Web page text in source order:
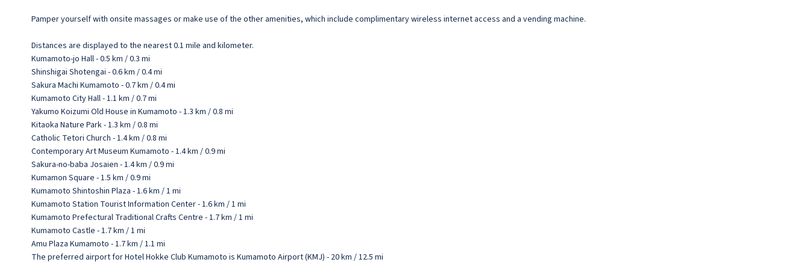
Pamper yourself with onsite massages or make use of the other amenities, which include complimentary wireless internet access and a vending machine.
Distances are displayed to the nearest 0.1 mile and kilometer.
Kumamoto-jo Hall - 0.5 km / 0.3 mi
Shinshigai Shotengai - 0.6 km / 0.4 mi
Sakura Machi Kumamoto - 0.7 km / 0.4 mi
Kumamoto City Hall - 1.1 km / 0.7 mi
Yakumo Koizumi Old House in Kumamoto - 1.3 km / 0.8 mi
Kitaoka Nature Park - 1.3 km / 0.8 mi
Catholic Tetori Church - 1.4 km / 0.8 mi
Contemporary Art Museum Kumamoto - 1.4 km / 0.9 mi
Sakura-no-baba Josaien - 1.4 km / 0.9 mi
Kumamon Square - 1.5 km / 0.9 mi
Kumamoto Shintoshin Plaza - 1.6 km / 1 mi
Kumamoto Station Tourist Information Center - 1.6 km / 1 mi
Kumamoto Prefectural Traditional Crafts Centre - 1.7 km / 1 mi
Kumamoto Castle - 1.7 km / 1 mi
Amu Plaza Kumamoto - 1.7 km / 1.1 mi
The preferred airport for Hotel Hokke Club Kumamoto is Kumamoto Airport (KMJ) - 20 km / 12.5 mi